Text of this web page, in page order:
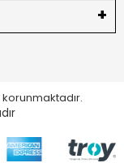
korunmaktadır.